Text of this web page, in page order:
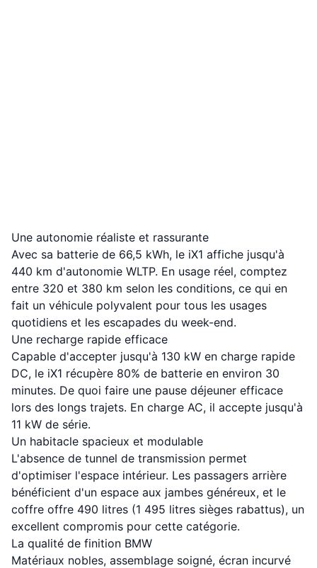
Une autonomie réaliste et rassurante
Avec sa batterie de 66,5 kWh, le iX1 affiche jusqu'à
440 km d'autonomie WLTP. En usage réel, comptez
entre 320 et 380 km selon les conditions, ce qui en
fait un véhicule polyvalent pour tous les usages
quotidiens et les escapades du week-end.
Une recharge rapide efficace
Capable d'accepter jusqu'à 130 kW en charge rapide
DC, le iX1 récupère 80% de batterie en environ 30
minutes. De quoi faire une pause déjeuner efficace
lors des longs trajets. En charge AC, il accepte jusqu'à
11 kW de série.
Un habitacle spacieux et modulable
L'absence de tunnel de transmission permet
d'optimiser l'espace intérieur. Les passagers arrière
bénéficient d'un espace aux jambes généreux, et le
coffre offre 490 litres (1 495 litres sièges rabattus), un
excellent compromis pour cette catégorie.
La qualité de finition BMW
Matériaux nobles, assemblage soigné, écran incurvé